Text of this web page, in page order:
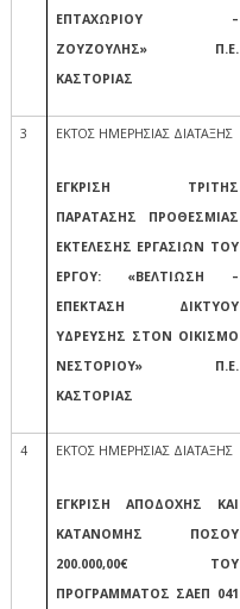
ΕΠΤΑΧΩΡΙΟΥ –
ΖΟΥΖΟΥΛΗΣ» Π.Ε.
ΚΑΣΤΟΡΙΑΣ
3 ΕΚΤΟΣ ΗΜΕΡΗΣΙΑΣ ΔΙΑΤΑΞΗΣ
ΕΓΚΡΙΣΗ ΤΡΙΤΗΣ
ΠΑΡΑΤΑΣΗΣ ΠΡΟΘΕΣΜΙΑΣ
ΕΚΤΕΛΕΣΗΣ ΕΡΓΑΣΙΩΝ ΤΟΥ
ΕΡΓΟΥ: «ΒΕΛΤΙΩΣΗ –
ΕΠΕΚΤΑΣΗ ΔΙΚΤΥΟΥ
ΥΔΡΕΥΣΗΣ ΣΤΟΝ ΟΙΚΙΣΜΟ
ΝΕΣΤΟΡΙΟΥ» Π.Ε.
ΚΑΣΤΟΡΙΑΣ
4 ΕΚΤΟΣ ΗΜΕΡΗΣΙΑΣ ΔΙΑΤΑΞΗΣ
ΕΓΚΡΙΣΗ ΑΠΟΔΟΧΗΣ ΚΑΙ
ΚΑΤΑΝΟΜΗΣ ΠΟΣΟΥ
200.000,00€ ΤΟΥ
ΠΡΟΓΡΑΜΜΑΤΟΣ ΣΑΕΠ 041